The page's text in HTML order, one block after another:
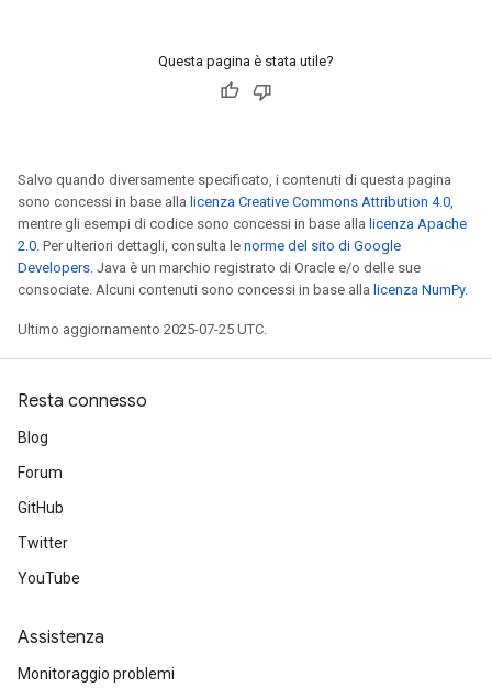
Questa pagina è stata utile?
Salvo quando diversamente specificato, i contenuti di questa pagina
sono concessi in base alla licenza Creative Commons Attribution 4.0,
mentre gli esempi di codice sono concessi in base alla licenza Apache
2.0. Per ulteriori dettagli, consulta le norme del sito di Google
Developers. Java è un marchio registrato di Oracle e/o delle sue
consociate. Alcuni contenuti sono concessi in base alla licenza NumPy.
Ultimo aggiornamento 2025-07-25 UTC.
Resta connesso
Blog
Forum
GitHub
Twitter
YouTube
Assistenza
Monitoraggio problemi